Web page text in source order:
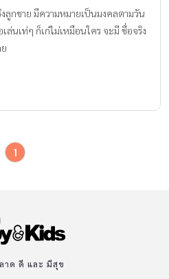
ลูกชาย มีความหมายเป็นมงคลตามวัน
ล่นเท่ๆ ก็เก๋ไม่เหมือนใคร จะมี ชื่อจริง
1
าด ดี และ มีสุข